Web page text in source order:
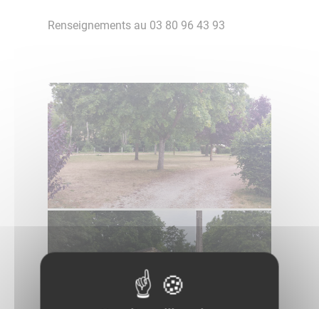
Renseignements au 03 80 96 43 93